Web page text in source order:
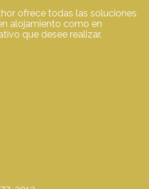
ofrece todas las soluciones
alojamiento como en
que desee realizar.